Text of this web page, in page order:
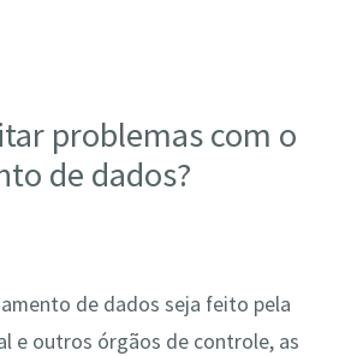
problemas com o
de dados?
de dados seja feito pela
e outros órgãos de controle, as